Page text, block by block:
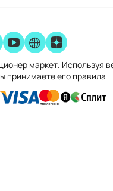
маркет. Используя
принимаете его правила